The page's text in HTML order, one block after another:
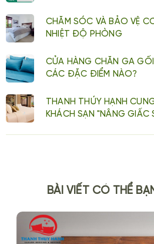
CHĂM SÓC VÀ BẢO VỆ
NHIỆT ĐỘ PHÒNG
CỬA HÀNG CHĂN GA
CÁC ĐẶC ĐIỂM NÀO?
THANH THÚY HẠNH
KHÁCH SẠN "NÂNG GIẤC
BÀI VIẾT CÓ THỂ